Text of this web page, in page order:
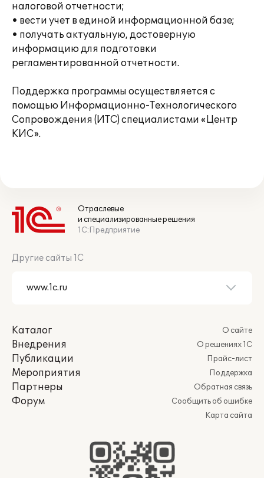
налоговой отчетности;
• вести учет в единой информационной базе;
• получать актуальную, достоверную
информацию для подготовки
регламентированной отчетности.
Поддержка программы осуществляется с
помощью Информационно-Технологического
Сопровождения (ИТС) специалистами «Центр
КИС».
Отраслевые
и специализированные решения
1С:Предприятие
Другие сайты 1С
Каталог
Внедрения
Публикации
Мероприятия
Партнеры
Форум
О сайте
О решениях 1С
Прайс-лист
Поддержка
Обратная связь
Сообщить об ошибке
Карта сайта